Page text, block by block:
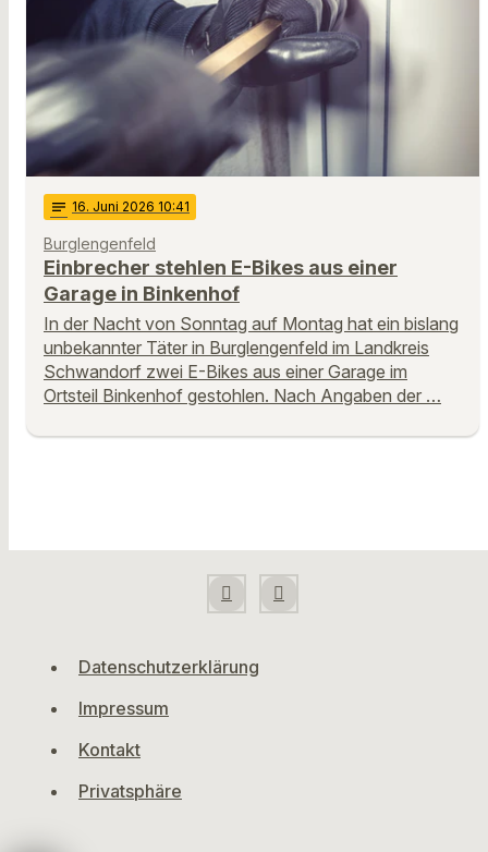
notes 16. Juni 2026 10:41
Burglengenfeld
Einbrecher stehlen E-Bikes aus einer
Garage in Binkenhof
In der Nacht von Sonntag auf Montag hat ein bislang
unbekannter Täter in Burglengenfeld im Landkreis
Schwandorf zwei E-Bikes aus einer Garage im
Ortsteil Binkenhof gestohlen. Nach Angaben der …
Datenschutzerklärung
Impressum
Kontakt
Privatsphäre